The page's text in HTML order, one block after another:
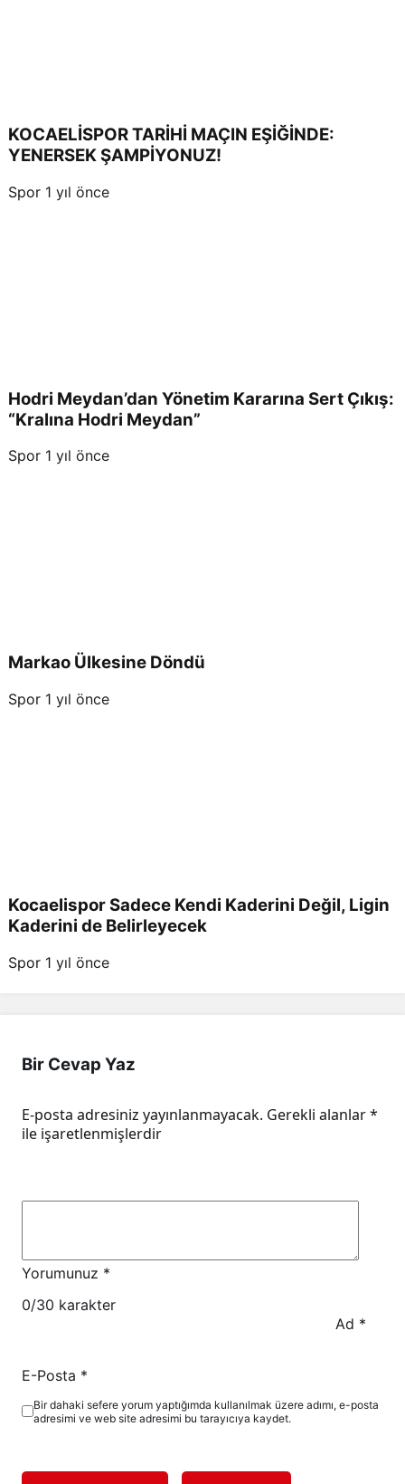
KOCAELİSPOR TARİHİ MAÇIN EŞİĞİNDE:
YENERSEK ŞAMPİYONUZ!
Spor 1 yıl önce
Hodri Meydan’dan Yönetim Kararına Sert Çıkış:
“Kralına Hodri Meydan”
Spor 1 yıl önce
Markao Ülkesine Döndü
Spor 1 yıl önce
Kocaelispor Sadece Kendi Kaderini Değil, Ligin
Kaderini de Belirleyecek
Spor 1 yıl önce
Bir Cevap Yaz
E-posta adresiniz yayınlanmayacak. Gerekli alanlar*
ile işaretlenmişlerdir
Yorumunuz *
0/30 karakter
Ad *
E-Posta *
Bir dahaki sefere yorum yaptığımda kullanılmak üzere adımı, e-posta
adresimi ve web site adresimi bu tarayıcıya kaydet.